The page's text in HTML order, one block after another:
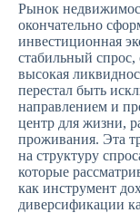
Рынок
окончательно
инвестиционная
стабильный
высокая
перестал быть
направлением и
центр для жизни,
проживания. Эта
на структуру
которые
как инструмент
диверсификации